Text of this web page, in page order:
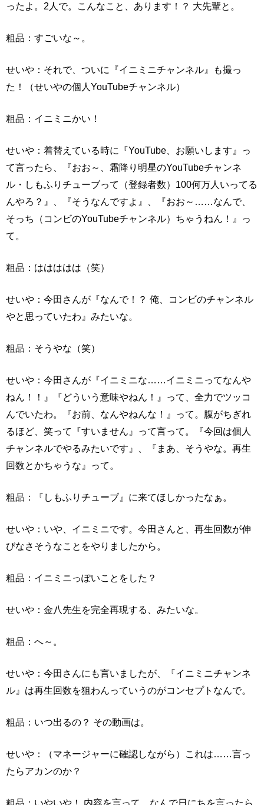
ったよ。2人で。こんなこと、あります！？ 大先輩と。
粗品：すごいな～。
せいや：それで、ついに『イニミニチャンネル』も撮っ
た！（せいやの個人YouTubeチャンネル）
粗品：イニミニかい！
せいや：着替えている時に『YouTube、お願いします』っ
て言ったら、『おお～、霜降り明星のYouTubeチャンネ
ル・しもふりチューブって（登録者数）100何万人いってる
んやろ？』、『そうなんですよ』、『おお～……なんで、
そっち（コンビのYouTubeチャンネル）ちゃうねん！』っ
て。
粗品：ははははは（笑）
せいや：今田さんが『なんで！？ 俺、コンビのチャンネル
やと思っていたわ』みたいな。
粗品：そうやな（笑）
せいや：今田さんが『イニミニな……イニミニってなんや
ねん！！』『どういう意味やねん！』って、全力でツッコ
んでいたわ。『お前、なんやねんな！』って。腹がちぎれ
るほど、笑って『すいません』って言って。『今回は個人
チャンネルでやるみたいです』、『まあ、そうやな。再生
回数とかちゃうな』って。
粗品：『しもふりチューブ』に来てほしかったなぁ。
せいや：いや、イニミニです。今田さんと、再生回数が伸
びなさそうなことをやりましたから。
粗品：イニミニっぽいことをした？
せいや：金八先生を完全再現する、みたいな。
粗品：へ～。
せいや：今田さんにも言いましたが、『イニミニチャンネ
ル』は再生回数を狙わんっていうのがコンセプトなんで。
粗品：いつ出るの？ その動画は。
せいや：（マネージャーに確認しながら）これは……言っ
たらアカンのか？
粗品：いやいや！ 内容を言って、なんで日にちを言ったら